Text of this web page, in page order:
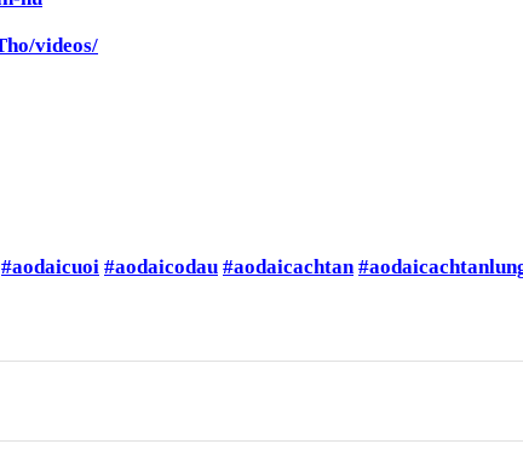
videos/
#aodaicuoi #aodaicodau #aodaicachtan